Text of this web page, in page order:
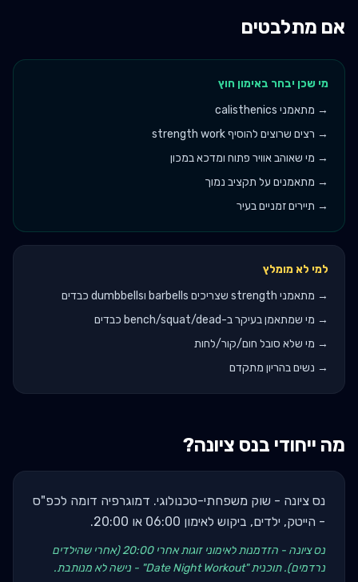
אם מתלבטים
מי שכן יבחר באימון חוץ
→ מתאמני calisthenics
→ רצים שרוצים להוסיף strength work
→ מי שאוהב אוויר פתוח ומדכא במכון
→ מתאמנים על תקציב נמוך
→ תיירים זמניים בעיר
למי לא מומלץ
→ מתאמני strength שצריכים barbells וdumbbells כבדים
→ מי שמתאמן בעיקר ב-bench/squat/dead כבדים
→ מי שלא סובל חום/קור/לחות
→ נשים בהריון מתקדם
מה ייחודי בנס ציונה?
נס ציונה - שוק משפחתי-טכנולוגי. דמוגרפיה דומה לכפ"ס
- הייטק, ילדים, ביקוש לאימון 06:00 או 20:00.
נס ציונה - הזדמנות לאימוני זוגות אחרי 20:00 (אחרי שהילדים
נרדמים). תוכנית "Date Night Workout" - נישה לא מנותבת.